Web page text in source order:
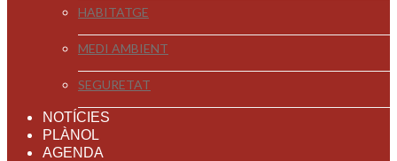
HABITATGE
MEDI AMBIENT
SEGURETAT
NOTÍCIES
PLÀNOL
AGENDA